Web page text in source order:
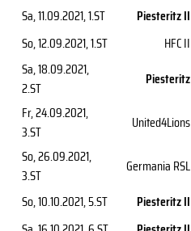
Sa, 11.09.2021, 1.ST Piesteritz II
So, 12.09.2021, 1.ST HFC II
Sa, 18.09.2021,
2.ST
Piesteritz
Fr, 24.09.2021,
3.ST
United4Lions
So, 26.09.2021,
3.ST
Germania RSL
So, 10.10.2021, 5.ST Piesteritz II